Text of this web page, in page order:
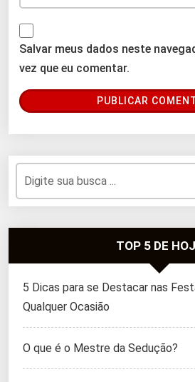
Salvar meus dados neste
vez que eu comentar.
TOP 5 DE
5 Dicas para se Destacar nas
Qualquer Ocasião
O que é o Mestre da Sedução?